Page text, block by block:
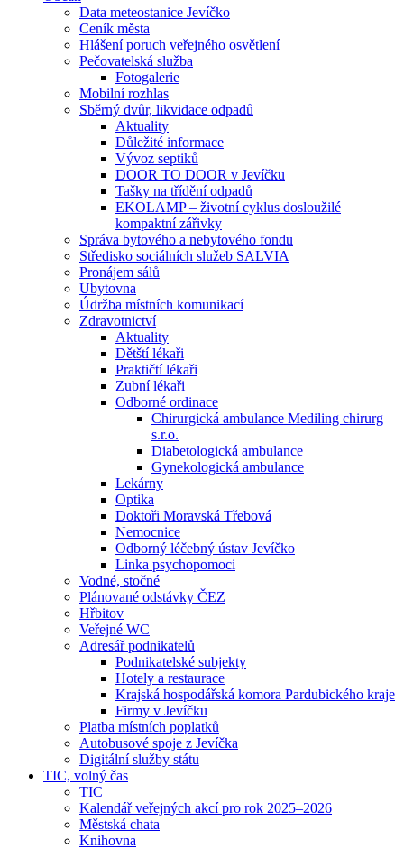
Data meteostanice Jevíčko
Ceník města
Hlášení poruch veřejného osvětlení
Pečovatelská služba
Fotogalerie
Mobilní rozhlas
Sběrný dvůr, likvidace odpadů
Aktuality
Důležité informace
Vývoz septiků
DOOR TO DOOR v Jevíčku
Tašky na třídění odpadů
EKOLAMP – životní cyklus dosloužilé
kompaktní zářivky
Správa bytového a nebytového fondu
Středisko sociálních služeb SALVIA
Pronájem sálů
Ubytovna
Údržba místních komunikací
Zdravotnictví
Aktuality
Dětští lékaři
Praktičtí lékaři
Zubní lékaři
Odborné ordinace
Chirurgická ambulance Mediling chirurg
s.r.o.
Diabetologická ambulance
Gynekologická ambulance
Lekárny
Optika
Doktoři Moravská Třebová
Nemocnice
Odborný léčebný ústav Jevíčko
Linka psychopomoci
Vodné, stočné
Plánované odstávky ČEZ
Hřbitov
Veřejné WC
Adresář podnikatelů
Podnikatelské subjekty
Hotely a restaurace
Krajská hospodářská komora Pardubického kraje
Firmy v Jevíčku
Platba místních poplatků
Autobusové spoje z Jevíčka
Digitální služby státu
TIC, volný čas
TIC
Kalendář veřejných akcí pro rok 2025–2026
Městská chata
Knihovna